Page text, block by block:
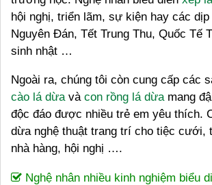
hội nghị, triển lãm, sự kiện hay các
Nguyên Đán, Tết Trung Thu, Quốc Tế
sinh nhật …
Ngoài ra, chúng tôi còn cung cấp các
cào lá dừa và con rồng lá dừa mang
độc đáo được nhiều trẻ em yêu thích.
dừa nghệ thuật trang trí cho tiệc cưới,
nhà hàng, hội nghị ….
Nghệ nhân nhiều kinh nghiệm biểu